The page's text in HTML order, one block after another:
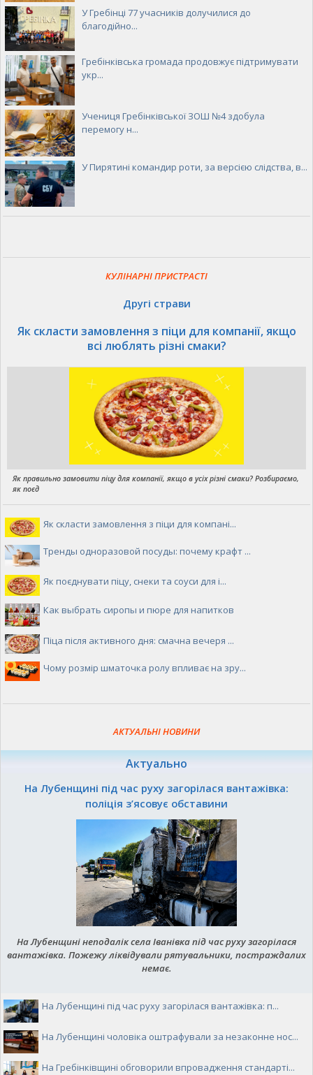
У Гребінці 77 учасників долучилися до
благодійно...
Гребінківська громада продовжує підтримувати
укр...
Учениця Гребінківської ЗОШ №4 здобула
перемогу н...
У Пирятині командир роти, за версією слідства, в...
КУЛІНАРНІ ПРИСТРАСТІ
Другі страви
Як скласти замовлення з піци для компанії, якщо
всі люблять різні смаки?
Як правильно замовити піцу для компанії, якщо в усіх різні смаки? Розбираємо,
як поєд
Як скласти замовлення з піци для компані...
Тренды одноразовой посуды: почему крафт ...
Як поєднувати піцу, снеки та соуси для і...
Как выбрать сиропы и пюре для напитков
Піца після активного дня: смачна вечеря ...
Чому розмір шматочка ролу впливає на зру...
АКТУАЛЬНІ НОВИНИ
Актуально
На Лубенщині під час руху загорілася вантажівка:
поліція з’ясовує обставини
На Лубенщині неподалік села Іванівка під час руху загорілася
вантажівка. Пожежу ліквідували рятувальники, постраждалих
немає.
На Лубенщині під час руху загорілася вантажівка: п...
На Лубенщині чоловіка оштрафували за незаконне нос...
На Гребінківщині обговорили впровадження стандарті...